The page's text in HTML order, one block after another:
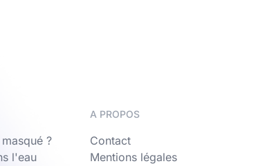
?
l'eau
A PROPOS
Contact
Mentions légales